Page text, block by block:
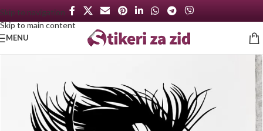
Skip to navigation
Skip to main content
MENU